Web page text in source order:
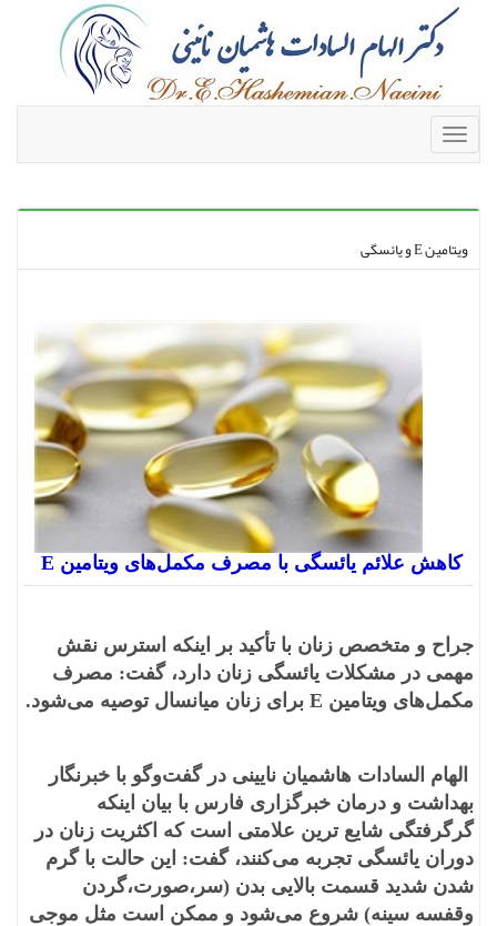
Toggle
navigation
ویتامین E و یائسگی
کاهش علائم یائسگی با مصرف مکمل‌های ویتامین E
جراح و متخصص زنان با تأکید بر اینکه استرس نقش
مهمی در مشکلات یائسگی زنان دارد، گفت: مصرف
مکمل‌های ویتامین E برای زنان میانسال توصیه می‌شود.
الهام السادات هاشمیان نایینی در گفت‌‌‌وگو با خبرنگار
بهداشت و درمان خبرگزاری فارس با بیان اینکه
گرگرفتگی شایع ترین علامتی است که اکثریت زنان در
دوران یائسگی تجربه می‌کنند، گفت: این حالت با گرم
شدن شدید قسمت بالایی بدن (سر،صورت،گردن
وقفسه سینه) شروع می‌شود و ممکن است مثل موجی